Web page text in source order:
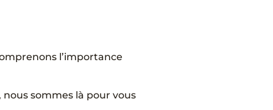
l’importance
sommes là pour vous